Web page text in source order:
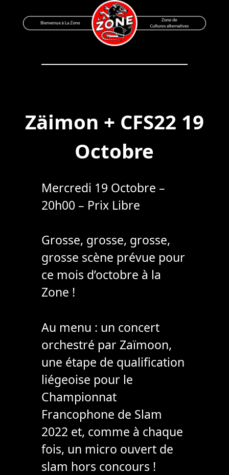
to
Bienvenue à La Zone
Zone de Cultures Alternatives
Zäimon + CFS22 19
Octobre
Mercredi 19 Octobre –
20h00 – Prix Libre
Grosse, grosse, grosse,
grosse scène prévue pour
ce mois d’octobre à la
Zone !
Au menu : un concert
orchestré par Zaïmoon,
une étape de qualification
liégeoise pour le
Championnat
Francophone de Slam
2022 et, comme à chaque
fois, un micro ouvert de
slam hors concours !